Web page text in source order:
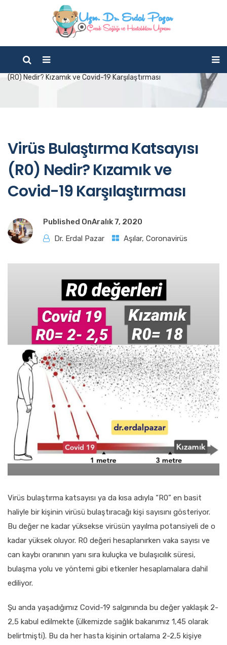
Blog
Home Çocuk Sağlığı
(R0) Nedir? Kızamık ve Covid-19 Karşılaştırması
Virüs Bulaştırma Katsayısı
(R0) Nedir? Kızamık ve
Covid-19 Karşılaştırması
Published OnAralık 7, 2020
Dr. Erdal Pazar
Aşılar, Coronavirüs
Virüs bulaştırma katsayısı ya da kısa adıyla “R0” en basit
haliyle bir kişinin virüsü bulaştıracağı kişi sayısını gösteriyor.
Bu değer ne kadar yüksekse virüsün yayılma potansiyeli de o
kadar yüksek oluyor. R0 değeri hesaplanırken vaka sayısı ve
can kaybı oranının yanı sıra kuluçka ve bulaşıcılık süresi,
bulaşma yolu ve yöntemi gibi etkenler hesaplamalara dahil
ediliyor.
Şu anda yaşadığımız Covid-19 salgınında bu değer yaklaşık 2-
2,5 kabul edilmekte (ülkemizde sağlık bakanımız 1,45 olarak
belirtmişti). Bu da her hasta kişinin ortalama 2-2,5 kişiye